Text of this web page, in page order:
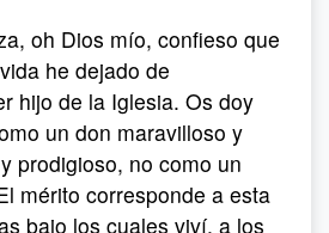
oh Dios mío, confieso que
he dejado de
hijo de la Iglesia. Os doy
un don maravilloso y
prodigioso, no como un
mérito corresponde a esta
bajo los cuales viví, a los